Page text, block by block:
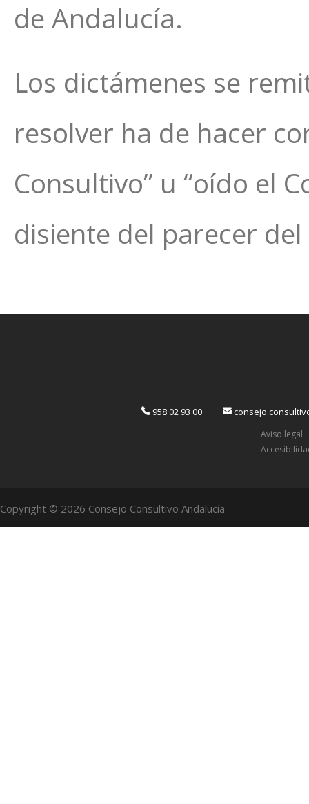
de Andalucía.
Los dictámenes se
resolver ha de hacer
Consultivo” u “oído el
disiente del parecer del
958 02 93 00
Aviso legal
Copyright © 2026 Consejo Consultivo Andalucía